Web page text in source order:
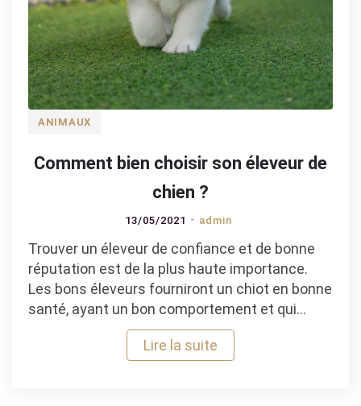
ANIMAUX
Comment bien choisir son éleveur de
chien ?
13/05/2021 admin
Trouver un éleveur de confiance et de bonne
réputation est de la plus haute importance.
Les bons éleveurs fourniront un chiot en bonne
santé, ayant un bon comportement et qui…
Lire la suite